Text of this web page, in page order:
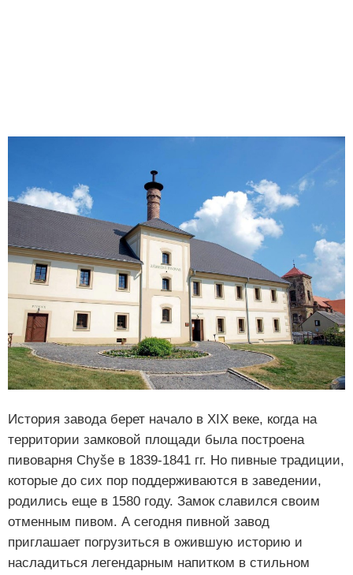
История завода берет начало в XIX веке, когда на
территории замковой площади была построена
пивоварня Chyše в 1839-1841 гг. Но пивные традиции,
которые до сих пор поддерживаются в заведении,
родились еще в 1580 году. Замок славился своим
отменным пивом. А сегодня пивной завод
приглашает погрузиться в ожившую историю и
насладиться легендарным напитком в стильном